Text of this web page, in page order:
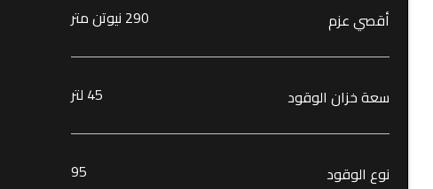
أقصي عزم 290 نيوتن متر
سعة خزان الوقود 45 لتر
نوع الوقود 95